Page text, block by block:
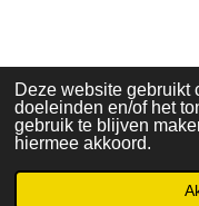
Deze website gebruikt
doeleinden en/of het
gebruik te blijven
hiermee akkoord.